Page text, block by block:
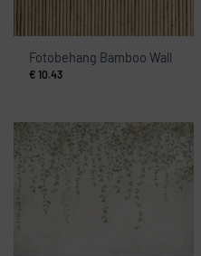
Fotobehang Bamboo Wall
€ 10.43